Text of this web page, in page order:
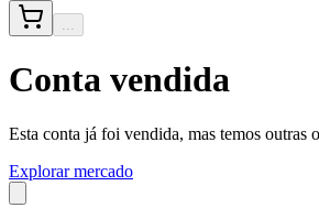
...
Conta vendida
Esta conta já foi vendida, mas temos outras
Explorar mercado